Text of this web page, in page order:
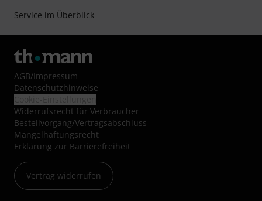
Service im Überblick
AGB/Impressum
Datenschutzhinweise
Widerrufsrecht für Verbraucher
Bestellvorgang/Vertragsabschluss
Mängelhaftungsrecht
Erklärung zur Barrierefreiheit
Vertrag widerrufen